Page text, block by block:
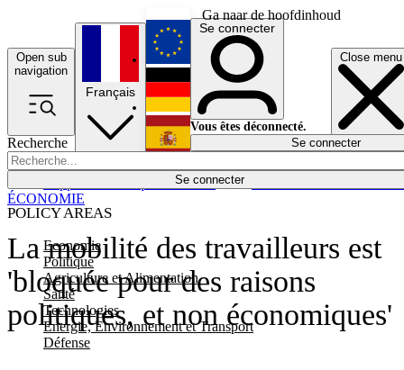
Ga naar de hoofdinhoud
Open sub
navigation
Close menu
Recherche
Se connecter
POLICY AREAS
Economie
Politique
Agriculture et Alimentation
Santé
Technologies
Energie, Environnement et Transport
Défense
Économie
Français
English
Deutsch
Español
Se connecter
Vous êtes déconnecté.
Se connecter
La mobilité des travailleurs est
'bloquée pour des raisons
politiques, et non économiques'
ÉCONOMIE